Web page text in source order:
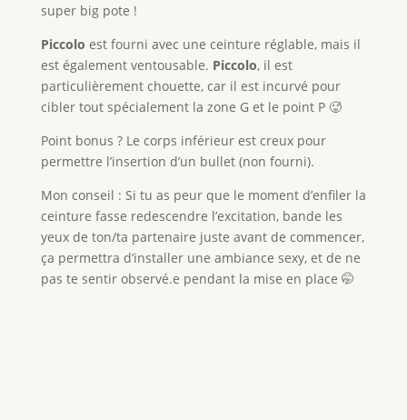
super big pote !
Piccolo est fourni avec une ceinture réglable, mais il
est également ventousable. Piccolo, il est
particulièrement chouette, car il est incurvé pour
cibler tout spécialement la zone G et le point P 🥵
Point bonus ? Le corps inférieur est creux pour
permettre l’insertion d’un bullet (non fourni).
Mon conseil : Si tu as peur que le moment d’enfiler la
ceinture fasse redescendre l’excitation, bande les
yeux de ton/ta partenaire juste avant de commencer,
ça permettra d’installer une ambiance sexy, et de ne
pas te sentir observé.e pendant la mise en place 🤭